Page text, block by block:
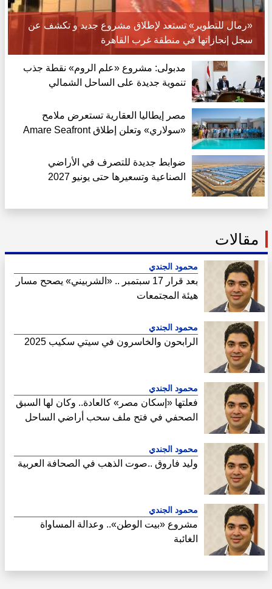
«رمال للتطوير» تستعد لإطلاق مشروع جديد و تكشف عن
سجل إنجازاتها في منطقة غرب القاهرة
مدبولى: مشروع «علم الروم» نقطة جذب
تنموية جديدة على الساحل الشمالي
مصر إيطاليا العقارية تستعرض ملامح
«سولاري» وتعلن إطلاق Amare Seafront
ضوابط جديدة للتصرف في الأراضي
الصناعية وتسعيرها حتى يونيو 2027
مقالات
محمود الجندي
بعد قرار 17 سبتمبر .. «الشربيني» يصحح مسار
هيئة المجتمعات
محمود الجندي
الرابحون والخاسرون في سيتي سكيب 2025
محمود الجندي
فعلتها «إسكان مصر» كالعادة.. وكان لها السبق
الصحفي في فتح ملف سحب أراضي الساحل
محمود الجندي
وليد فاروق ..صوت الذهب في الصحافة العربية
محمود الجندي
مشروع «بيت الوطن».. وعدالة المساواة
الغائبة